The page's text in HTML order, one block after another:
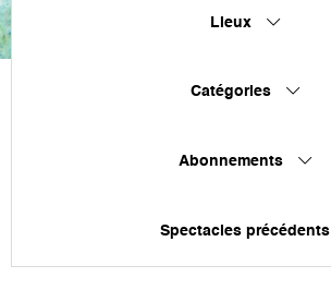
Lieux
Catégories
Abonnements
Spectacles précédents